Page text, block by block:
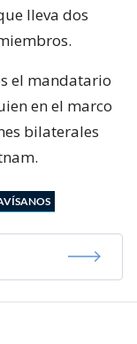
lleva dos
el mandatario
en el marco
bilaterales